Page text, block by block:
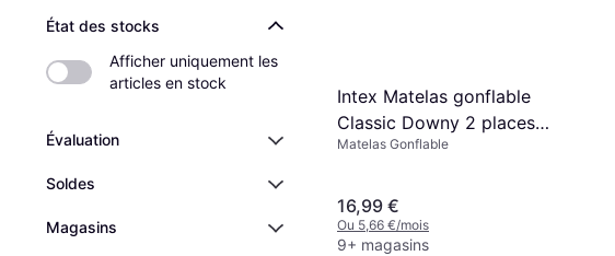
État des stocks
Afficher uniquement les
articles en stock
Évaluation
Soldes
Magasins
Intex Matelas gonflable
Classic Downy 2 places
large
Matelas Gonflable
16,99 €
Ou 5,66 €/mois
9+ magasins